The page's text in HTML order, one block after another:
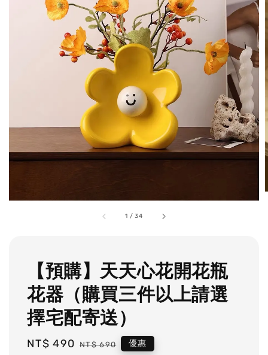
1 /34
【預購】天天心花開花瓶
花器（購買三件以上請選
擇宅配寄送）
Sale
NT$ 490 Regular
NT$ 690 優惠